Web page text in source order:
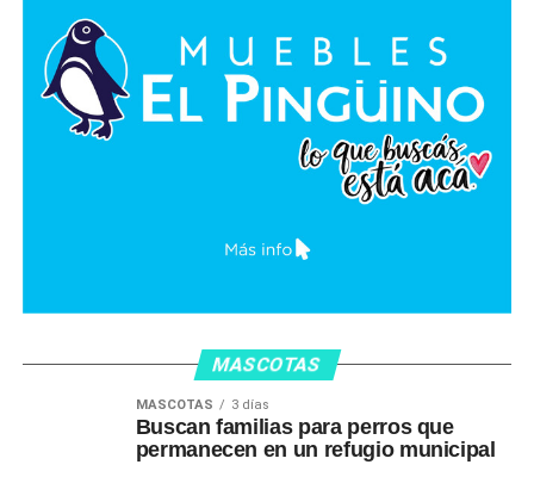
MASCOTAS
MASCOTAS 3 días
Buscan familias para perros que
permanecen en un refugio municipal